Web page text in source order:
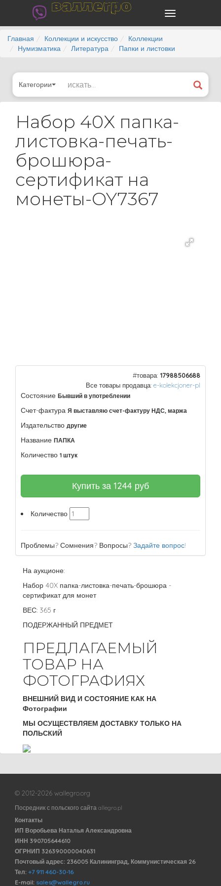
валлегро
Главная Коллекции и искусство
Коллекции
Нумизматика
Литература Папки и листовки
Категории
Набор 40X папка-
листовка-печать-
брошюра-
сертификат на
монеты-OY7367
#товара: 17988506688
Все товары продавца: e-kolekcjoner-pl
Состояние Бывший в употреблении
Счет-фактура Я выставляю счет-фактуру НДС, маржа
Издательство другие
Название ПАПКА
Количество 1 штук
Купить за 1244 руб
Количество
Проблемы? Сомнения? Вопросы? Задайте вопрос!
На аукционе:
Набор 40X папка-листовка-печать-брошюра -
сертификат для монет
ВЕС: 365 г
ПОДЕРЖАННЫЙ ПРЕДМЕТ
ПРЕДЛАГАЕМЫЙ
ТОВАР НА
ФОТОГРАФИЯХ
ВНЕШНИЙ ВИД И СОСТОЯНИЕ КАК НА
Фотографии
МЫ ОСУЩЕСТВЛЯЕМ ДОСТАВКУ ТОЛЬКО НА
ПОЛЬСКИЙ
© 2012-2026 wallegro.org
Посредник с польского сайта allegro.pl
Контакты
ИП Воробьева Наталья Александровна
ИНН 390705644610
ОГРНИП 326390000040631
Почтовый адрес: 236005 Калининград, Коммунистическая 26
Тел: +7 911 460-30-16
E-mail: sales@wallegro.ru